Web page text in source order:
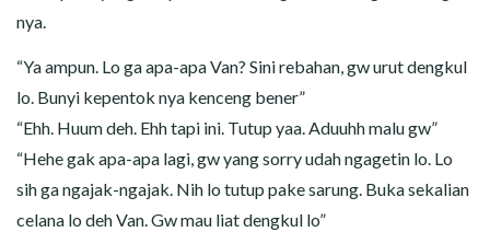
nya.
“Ya ampun. Lo ga apa-apa Van? Sini rebahan, gw urut dengkul
lo. Bunyi kepentok nya kenceng bener”
“Ehh. Huum deh. Ehh tapi ini. Tutup yaa. Aduuhh malu gw”
“Hehe gak apa-apa lagi, gw yang sorry udah ngagetin lo. Lo
sih ga ngajak-ngajak. Nih lo tutup pake sarung. Buka sekalian
celana lo deh Van. Gw mau liat dengkul lo”